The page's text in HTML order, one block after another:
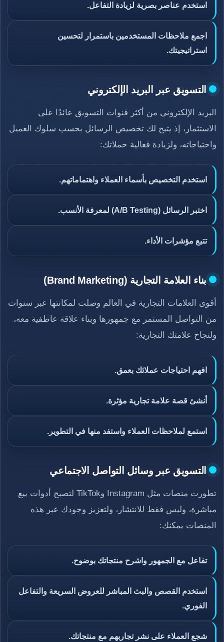
استخدم عناصر بصرية لزيادة التفاعل.
اجمع ملاحظات المستخدمين باستمرار لتحسين
استراتيجيتك.
التسويق عبر البريد الإلكتروني
البريد الإلكتروني من أكثر قنوات التسويق عائدًا على
الاستثمار، إذ يتيح لك تخصيص الرسائل بحسب سلوك العميل
واحتياجاته، ولزيادة فعالية حملاتك:
استخدم التخصيص بأسماء العملاء واهتماماتهم.
اختبر الرسائل (A/B Testing) لمعرفة الأنسب.
تتبع مؤشرات الأداء.
بناء العلامة التجارية (Brand Marketing)
أقوى العلامات التجارية في العالم وصلت لمكانتها عبر سنوات
من التواصل المستمر مع جمهورها وبناء علاقة عاطفية معه،
ولنجاح علامتك التجارية:
افهم احتياجات عملائك بعمق.
أنشئ قصة علامة تجارية مؤثرة.
استمع لملاحظات العملاء واستفد منها في التطوير.
التسويق عبر وسائل التواصل الاجتماعي
تطورت منصات مثل Instagram وTikTok لتصبح أدوات بيع
مباشرة، وليس فقط للانتشار، ولتعزيز وجودك عبر هذه
المنصات يمكنك:
تفاعل مع الجمهور واشرح منتجاتك بوضوح.
استخدم القصص والبث المباشر للعروض السريعة والتفاعل
الفوري.
شجع العملاء على نشر تجاربهم مع منتجاتك.